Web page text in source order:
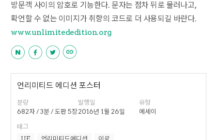
방문객 사이의 암호로 기능한다. 문자는 점차 뒤로 물러나고,
확언할 수 없는 이미지가 취향의 코드로 더 사용되길 바란다.
www.unlimitededition.org
언리미티드 에디션 포스터
분량
682자 / 3분 / 도판 5장
발행일
2016년 1월 26일
유형
에세이
태그